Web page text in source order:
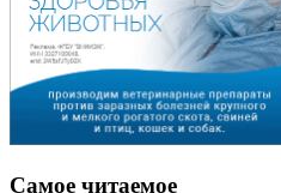
Самое читаемое